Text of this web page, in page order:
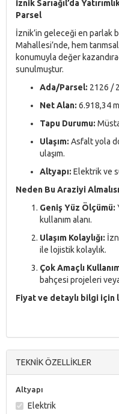
İznik Sarıağıl’da
Parsel
İznik’in geleceği en parlak
Mahallesi’nde, hem
konumuyla değer
sunulmuştur.
Ada/Parsel: 2126 /
Net Alan: 6.918,34
Tapu Durumu:
Ulaşım: Asfalt yola
ulaşım.
Altyapı: Elektrik ve
Neden Bu Araziyi
Geniş Yüz Ölçümü:
kullanım alanı.
Ulaşım Kolaylığı:
ile lojistik kolaylık.
Çok Amaçlı
bahçesi projeleri
Fiyat ve detaylı bilgi
TEKNİK ÖZELLİKLER
Altyapı
Elektrik